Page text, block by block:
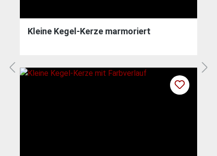
Kleine Kegel-Kerze marmoriert